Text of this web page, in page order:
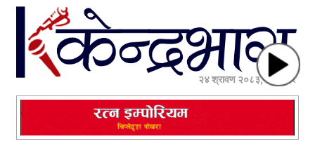
२४ श्रावण २०८३, आईतवार